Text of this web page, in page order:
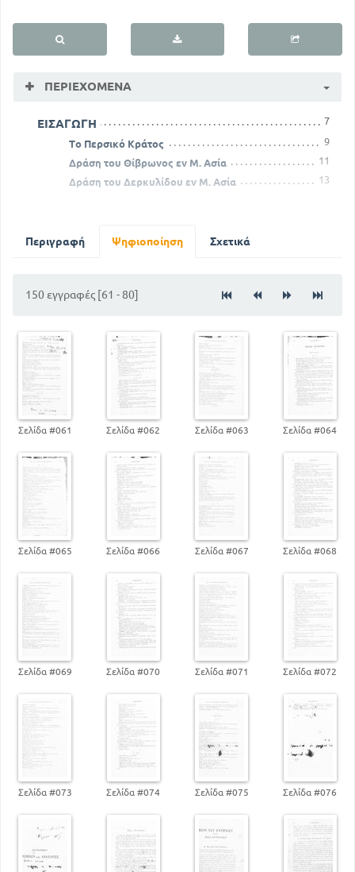
ΠΕΡΙΕΧΌΜΕΝΑ
ΕΙΣΑΓΩΓΗ 7
Το Περσικό Κράτος
9
Δράση του Θίβρωνος εν Μ. Ασία
11
Δράση του Δερκυλίδου εν Μ. Ασία
13
Ενέργειες του Τιθραύστου εν τη κυρίως Ελλάδα
κατά των Λακεδαιμωνίων
27
Δράση του Θίβρωνος εν Μ. Ασία
35
38
Συνέχεια της δράσεως του Αγησιλάου στην Μ. Ασία
47
Ανάκληση υπό των Λακεδαιμονίων του Αγησιλάου
εκ της Μ. Ασίας
Περιγραφή Ψηφιοποίηση Σχετικά
150 εγγραφές [61 - 80]
Σελίδα #061 Σελίδα #062 Σελίδα #063 Σελίδα #064
Σελίδα #065 Σελίδα #066 Σελίδα #067 Σελίδα #068
Σελίδα #069 Σελίδα #070 Σελίδα #071 Σελίδα #072
Σελίδα #073 Σελίδα #074 Σελίδα #075 Σελίδα #076